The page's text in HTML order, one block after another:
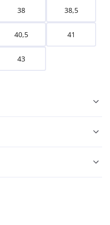
38 38,5
40,5 41
43